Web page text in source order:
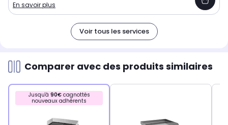
En savoir plus
Voir tous les services
Comparer avec des produits similaires
Jusqu'à 90€cagnottés
nouveaux adhérents